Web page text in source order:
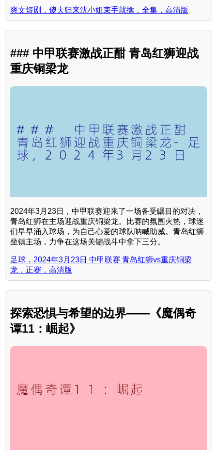
爽文短剧，傻夫归来沈小姐束手就擒，全集，高清版
### 中甲联赛激战正酣 青岛红狮迎战
重庆铜梁龙
2024年3月23日，中甲联赛迎来了一场备受瞩目的对决，
青岛红狮在主场迎战重庆铜梁龙。比赛的氛围火热，球迷
们早早涌入球场，为自己心爱的球队呐喊助威。青岛红狮
坐镇主场，力争在这场关键战斗中拿下三分。
足球，2024年3月23日 中甲联赛 青岛红狮vs重庆铜梁
龙，正赛，高清版
探索恐惧与希望的边界——《魔偶奇
谭11：崛起》